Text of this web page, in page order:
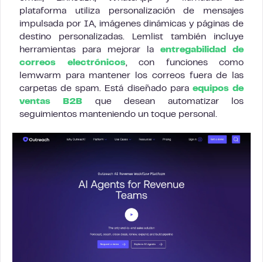
plataforma utiliza personalización de mensajes
impulsada por IA, imágenes dinámicas y páginas de
destino personalizadas. Lemlist también incluye
herramientas para mejorar la entregabilidad de
correos electrónicos, con funciones como
lemwarm para mantener los correos fuera de las
carpetas de spam. Está diseñado para equipos de
ventas B2B que desean automatizar los
seguimientos manteniendo un toque personal.